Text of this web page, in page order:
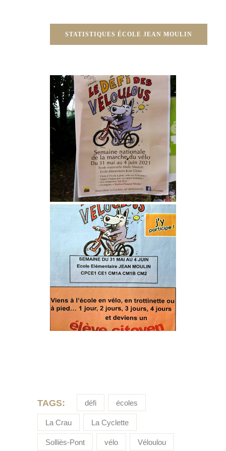
STATISTIQUES ÉCOLE JEAN MOULIN
TAGS: défi écoles
La Crau La Cyclette
Solliès-Pont vélo Véloulou